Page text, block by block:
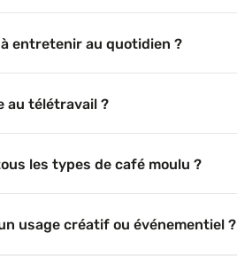
entretenir au quotidien ?
au télétravail ?
les types de café moulu ?
usage créatif ou événementiel ?